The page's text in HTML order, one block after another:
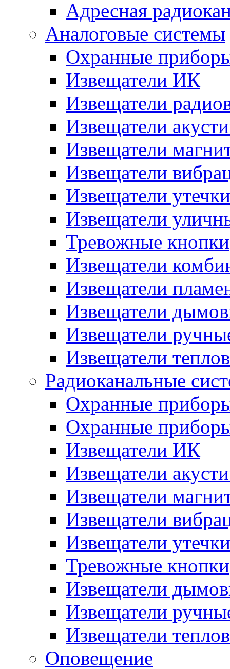
Адресная
Аналоговые системы
Охранные
Извещатели ИК
Извещатели
Извещатели
Извещатели
Извещатели
Извещатели утечки
Извещатели
Тревожные кнопки
Извещатели
Извещатели
Извещатели
Извещатели
Извещатели
Радиоканальные
Охранные
Охранные
Извещатели ИК
Извещатели
Извещатели
Извещатели
Извещатели утечки
Тревожные кнопки
Извещатели
Извещатели
Извещатели
Оповещение